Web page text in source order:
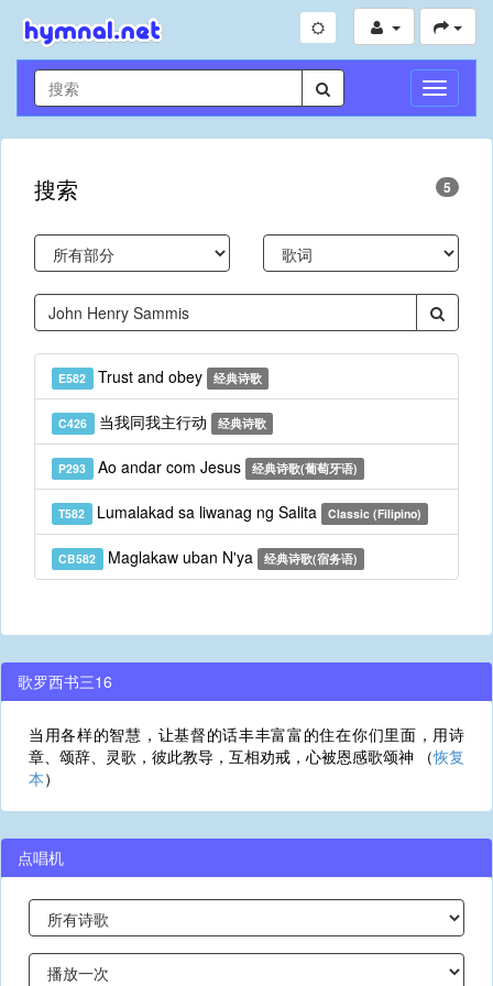
切
换
导
搜索 5
E582 Trust and obey 经典诗歌
C426 当我同我主行动 经典诗歌
P293 Ao andar com Jesus 经典诗歌(葡萄牙语)
T582 Lumalakad sa liwanag ng Salita Classic (Filipino)
CB582 Maglakaw uban N'ya 经典诗歌(宿务语)
歌罗西书三16
当用各样的智慧，让基督的话丰丰富富的住在你们里面，用诗
章、颂辞、灵歌，彼此教导，互相劝戒，心被恩感歌颂神 （恢复
本）
点唱机